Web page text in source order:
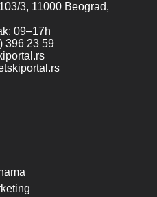
3, 11000 Beograd,
09–17h
396 23 59